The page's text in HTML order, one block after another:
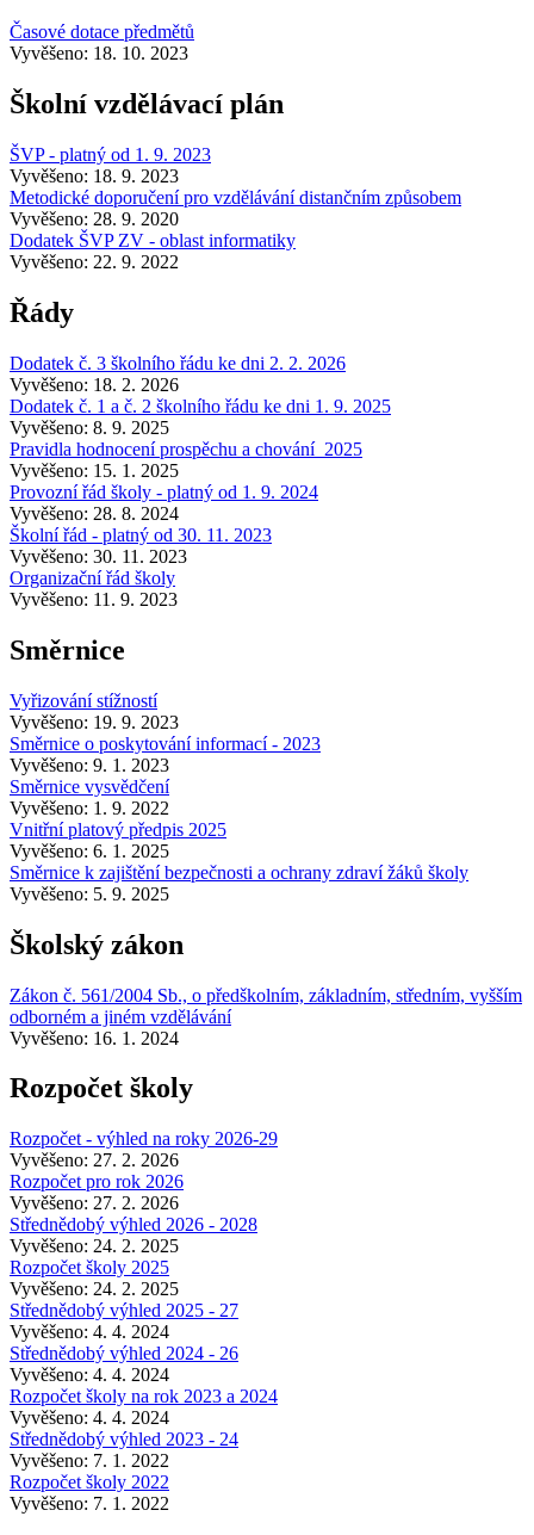
Časové dotace předmětů
Vyvěšeno: 18. 10. 2023
Školní vzdělávací plán
ŠVP - platný od 1. 9. 2023
Vyvěšeno: 18. 9. 2023
Metodické doporučení pro vzdělávání distančním způsobem
Vyvěšeno: 28. 9. 2020
Dodatek ŠVP ZV - oblast informatiky
Vyvěšeno: 22. 9. 2022
Řády
Dodatek č. 3 školního řádu ke dni 2. 2. 2026
Vyvěšeno: 18. 2. 2026
Dodatek č. 1 a č. 2 školního řádu ke dni 1. 9. 2025
Vyvěšeno: 8. 9. 2025
Pravidla hodnocení prospěchu a chování_2025
Vyvěšeno: 15. 1. 2025
Provozní řád školy - platný od 1. 9. 2024
Vyvěšeno: 28. 8. 2024
Školní řád - platný od 30. 11. 2023
Vyvěšeno: 30. 11. 2023
Organizační řád školy
Vyvěšeno: 11. 9. 2023
Směrnice
Vyřizování stížností
Vyvěšeno: 19. 9. 2023
Směrnice o poskytování informací - 2023
Vyvěšeno: 9. 1. 2023
Směrnice vysvědčení
Vyvěšeno: 1. 9. 2022
Vnitřní platový předpis 2025
Vyvěšeno: 6. 1. 2025
Směrnice k zajištění bezpečnosti a ochrany zdraví žáků školy
Vyvěšeno: 5. 9. 2025
Školský zákon
Zákon č. 561/2004 Sb., o předškolním, základním, středním, vyšším
odborném a jiném vzdělávání
Vyvěšeno: 16. 1. 2024
Rozpočet školy
Rozpočet - výhled na roky 2026-29
Vyvěšeno: 27. 2. 2026
Rozpočet pro rok 2026
Vyvěšeno: 27. 2. 2026
Střednědobý výhled 2026 - 2028
Vyvěšeno: 24. 2. 2025
Rozpočet školy 2025
Vyvěšeno: 24. 2. 2025
Střednědobý výhled 2025 - 27
Vyvěšeno: 4. 4. 2024
Střednědobý výhled 2024 - 26
Vyvěšeno: 4. 4. 2024
Rozpočet školy na rok 2023 a 2024
Vyvěšeno: 4. 4. 2024
Střednědobý výhled 2023 - 24
Vyvěšeno: 7. 1. 2022
Rozpočet školy 2022
Vyvěšeno: 7. 1. 2022